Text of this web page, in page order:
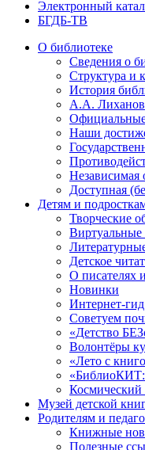
Электронный
БГДБ-ТВ
О библиотеке
Сведения о
Структура и
История
А.А. Лиханов
Наши
Независимая
Доступная
Детям и
Творческие
Виртуальные
Детское
О писателях
Новинки
Интернет-гид
Советуем
«Детство
Волонтёры
«Лето с
«БиблиоКИТ:
Космический
Музей детской
Родителям и
Книжные
Полезные